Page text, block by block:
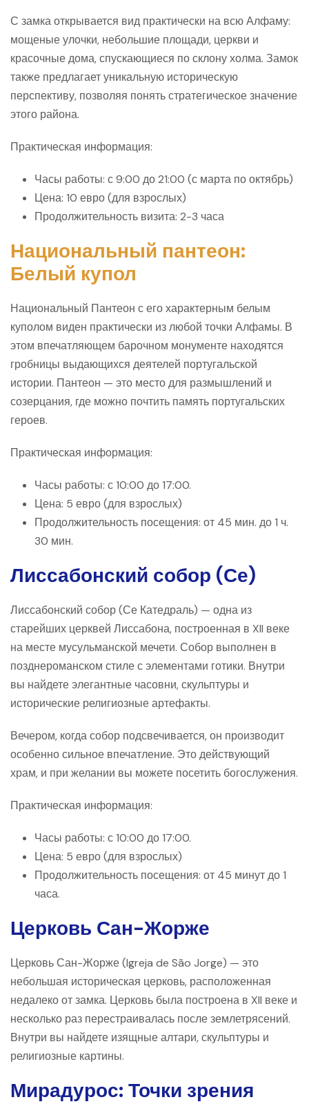
С замка открывается вид практически на всю Алфаму:
мощеные улочки, небольшие площади, церкви и
красочные дома, спускающиеся по склону холма. Замок
также предлагает уникальную историческую
перспективу, позволяя понять стратегическое значение
этого района.
Практическая информация:
Часы работы: с 9:00 до 21:00 (с марта по октябрь)
Цена: 10 евро (для взрослых)
Продолжительность визита: 2-3 часа
Национальный пантеон:
Белый купол
Национальный Пантеон с его характерным белым
куполом виден практически из любой точки Алфамы. В
этом впечатляющем барочном монументе находятся
гробницы выдающихся деятелей португальской
истории. Пантеон — это место для размышлений и
созерцания, где можно почтить память португальских
героев.
Практическая информация:
Часы работы: с 10:00 до 17:00.
Цена: 5 евро (для взрослых)
Продолжительность посещения: от 45 мин. до 1 ч.
30 мин.
Лиссабонский собор (Се)
Лиссабонский собор (Се Катедраль) — одна из
старейших церквей Лиссабона, построенная в XII веке
на месте мусульманской мечети. Собор выполнен в
позднероманском стиле с элементами готики. Внутри
вы найдете элегантные часовни, скульптуры и
исторические религиозные артефакты.
Вечером, когда собор подсвечивается, он производит
особенно сильное впечатление. Это действующий
храм, и при желании вы можете посетить богослужения.
Практическая информация:
Часы работы: с 10:00 до 17:00.
Цена: 5 евро (для взрослых)
Продолжительность посещения: от 45 минут до 1
часа.
Церковь Сан-Жорже
Церковь Сан-Жорже (Igreja de São Jorge) — это
небольшая историческая церковь, расположенная
недалеко от замка. Церковь была построена в XII веке и
несколько раз перестраивалась после землетрясений.
Внутри вы найдете изящные алтари, скульптуры и
религиозные картины.
Мирадурос: Точки зрения